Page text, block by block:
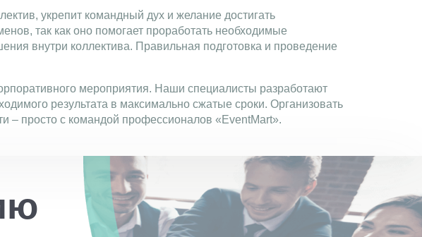
укрепит командный дух и желание достигать
так как оно помогает проработать необходимые
внутри коллектива. Правильная подготовка и проведение
мероприятия. Наши специалисты разработают
результата в максимально сжатые сроки. Организовать
– просто с командой профессионалов «EventMart».